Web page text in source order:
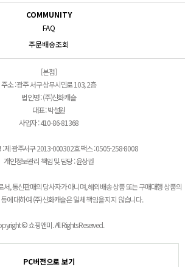
COMMUNITY
FAQ
주문배송조회
[본점]
주소 : 광주 서구 상무시민로 103, 2층
법인명 : (주)신화캐슬
대표 : 박설원
사업자 : 410-86-81368
제 광주서구 2013-000302호 팩스 : 0505-258-8008
개인정보관리 책임 및 담당 : 윤상권
, 통신판매의 당사자가 아니며, 해외배송 상품 또는 구매대행 상품의
에 대하여 (주)신화캐슬은 일체 책임을 지지 않습니다.
© 쇼핑앤미. All Rights Reserved.
PC버전으로 보기